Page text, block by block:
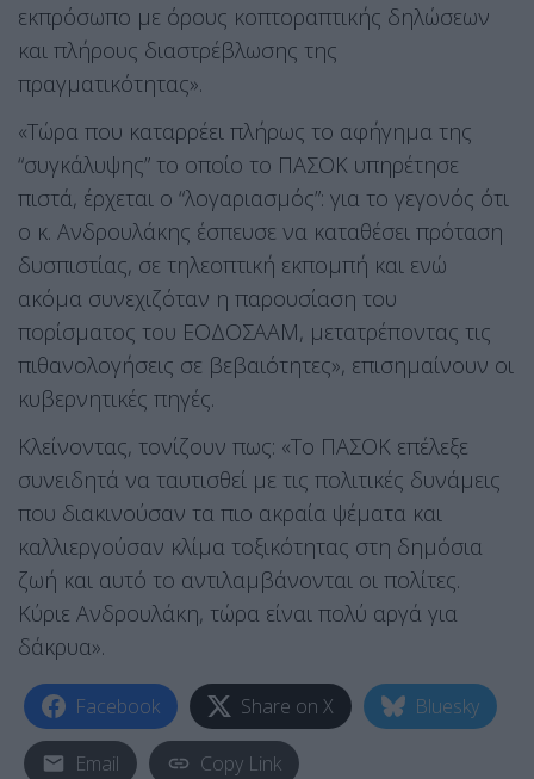
εκπρόσωπο με όρους κοπτοραπτικής δηλώσεων
και πλήρους διαστρέβλωσης της
πραγματικότητας».
«Τώρα που καταρρέει πλήρως το αφήγημα της
“συγκάλυψης” το οποίο το ΠΑΣΟΚ υπηρέτησε
πιστά, έρχεται ο “λογαριασμός”: για το γεγονός ότι
ο κ. Ανδρουλάκης έσπευσε να καταθέσει πρόταση
δυσπιστίας, σε τηλεοπτική εκπομπή και ενώ
ακόμα συνεχιζόταν η παρουσίαση του
πορίσματος του ΕΟΔΟΣΑΑΜ, μετατρέποντας τις
πιθανολογήσεις σε βεβαιότητες», επισημαίνουν οι
κυβερνητικές πηγές.
Κλείνοντας, τονίζουν πως: «Το ΠΑΣΟΚ επέλεξε
συνειδητά να ταυτισθεί με τις πολιτικές δυνάμεις
που διακινούσαν τα πιο ακραία ψέματα και
καλλιεργούσαν κλίμα τοξικότητας στη δημόσια
ζωή και αυτό το αντιλαμβάνονται οι πολίτες.
Κύριε Ανδρουλάκη, τώρα είναι πολύ αργά για
δάκρυα».
Facebook Share on X Bluesky
Email Copy Link